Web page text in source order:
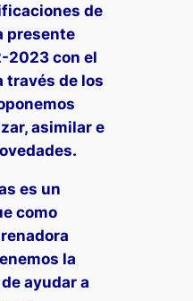
de
presente
2023 con el
través de los
asimilar e
es un
como
la
ayudar a